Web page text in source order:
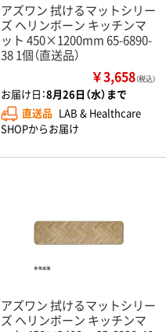
アズワン 拭けるマットシリー
ズ ヘリンボーン キッチンマ
ット 450×1200mm 65-6890-
38 1個（直送品）
￥3,658（税込）
お届け日：8月26日（水）まで
直送品 LAB & Healthcare
SHOPからお届け
アズワン 拭けるマットシリー
ズ ヘリンボーン キッチンマ